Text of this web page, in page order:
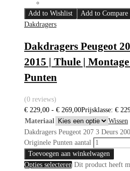
Add to Wishlist
Add to Compare
Dakdragers
Dakdragers Peugeot
2015 | Thule |
Punten
(0 reviews)
€ 229,00 - € 269,00Prijsklasse: €
Materiaal
Wissen
Dakdragers Peugeot 207 3 Deurs
Originele Punten aantal
Toevoegen aan winkelwagen
Opties selecteren Dit product heeft